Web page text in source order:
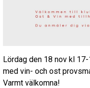
Lördag den 18 nov kl
med vin- och ost
Varmt välkomna!